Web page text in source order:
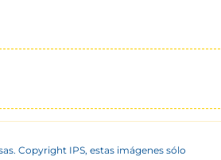
Copyright IPS, estas imágenes sólo